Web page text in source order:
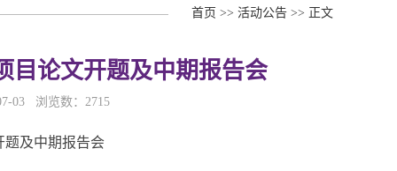
首页 >> 活动公告 >> 正文
目论文开题及中期报告会
03 浏览数： 2715
题及中期报告会